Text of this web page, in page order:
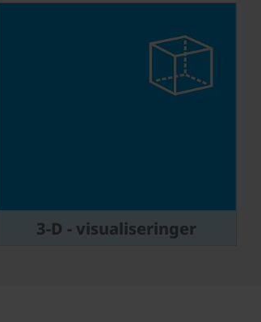
3-D - visualiseringer